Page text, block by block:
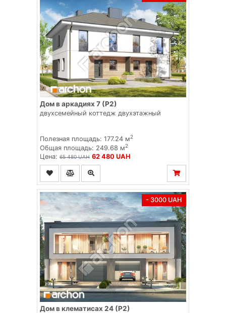
Дом в аркадиях 7 (Р2)
двухсемейный коттедж двухэтажный
Полезная площадь: 177.24 м2
Общая площадь: 249.68 м2
Цена: 65 480 UAH 62 480 UAH
- 3000 UAH
Дом в клематисах 24 (Р2)